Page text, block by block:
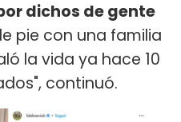
dichos de gente
pie con una familia
la vida ya hace 10
continuó.